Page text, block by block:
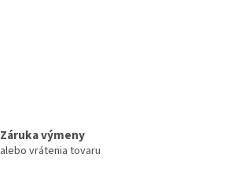
Záruka výmeny
alebo vrátenia tovaru